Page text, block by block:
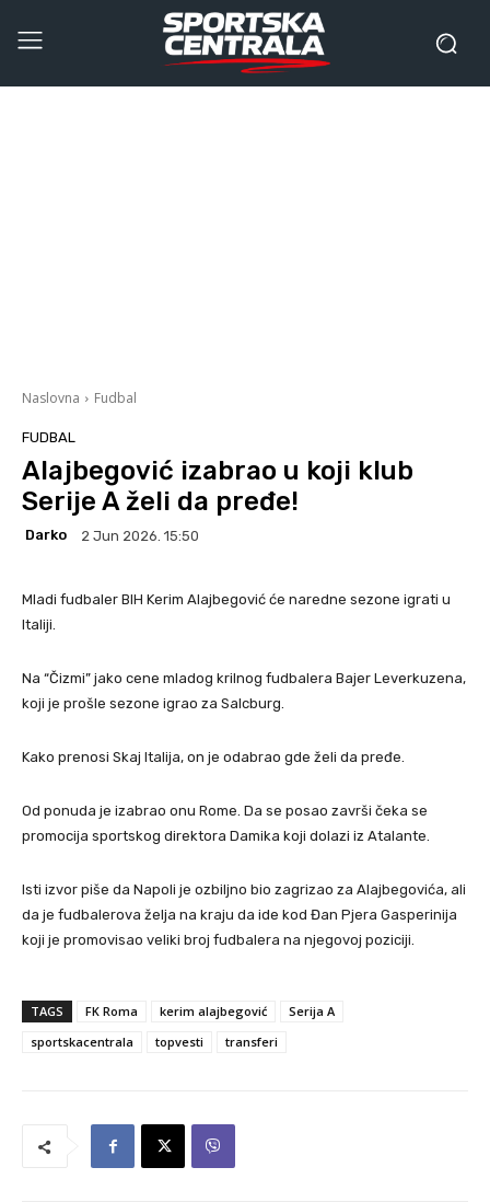
Naslovna Fudbal
FUDBAL
Alajbegović izabrao u koji klub
Serije A želi da pređe!
Darko 2 Jun 2026. 15:50
Mladi fudbaler BIH Kerim Alajbegović će naredne sezone igrati u
Italiji.
Na “Čizmi” jako cene mladog krilnog fudbalera Bajer Leverkuzena,
koji je prošle sezone igrao za Salcburg.
Kako prenosi Skaj Italija, on je odabrao gde želi da pređe.
Od ponuda je izabrao onu Rome. Da se posao završi čeka se
promocija sportskog direktora Damika koji dolazi iz Atalante.
Isti izvor piše da Napoli je ozbiljno bio zagrizao za Alajbegovića, ali
da je fudbalerova želja na kraju da ide kod Đan Pjera Gasperinija
koji je promovisao veliki broj fudbalera na njegovoj poziciji.
TAGS FK Roma kerim alajbegović
Serija A
sportskacentrala
topvesti transferi